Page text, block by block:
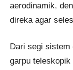
aerodinamik,
direka agar
Dari segi sistem
garpu teleskopik